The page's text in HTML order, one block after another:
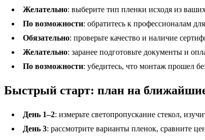
Желательно: выберите тип пленки исходя из
По возможности: обратитесь к профессионалам
Обязательно: проверьте качество и наличие
Желательно: заранее подготовьте документы и
По возможности: убедитесь, что монтаж прошел
Быстрый старт: план на
День 1–2: измерьте светопропускание стекол,
День 3: рассмотрите варианты пленок, сравните